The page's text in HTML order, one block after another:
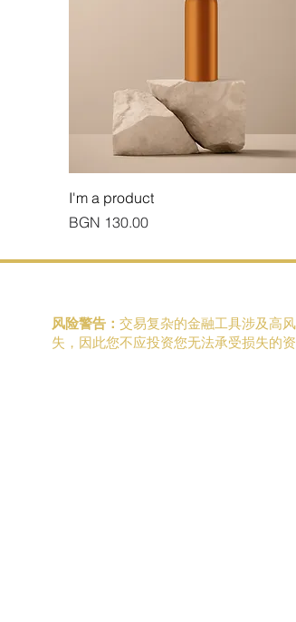
I'm a product
價格
BGN 130.00
风险警告： 交易复杂的金融工具涉及高
失，因此您不应投资您无法承受损失的